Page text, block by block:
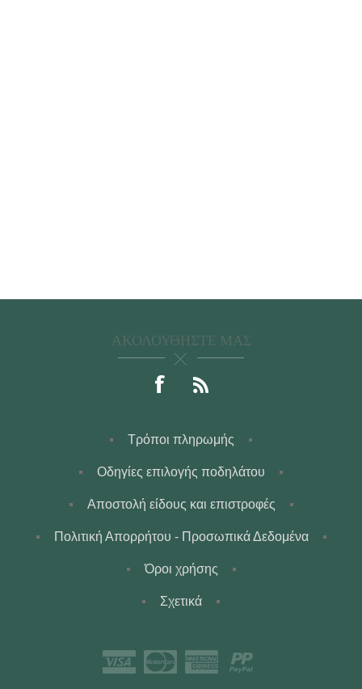
ΑΚΟΛΟΥΘΉΣΤΕ ΜΑΣ
Τρόποι πληρωμής
Οδηγίες επιλογής ποδηλάτου
Αποστολή είδους και επιστροφές
Πολιτική Απορρήτου - Προσωπικά Δεδομένα
Όροι χρήσης
Σχετικά